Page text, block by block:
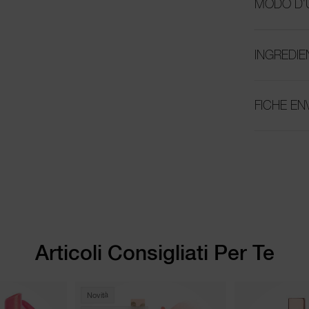
MODO
FICHE
Articoli Consigliati Per Te
Novità